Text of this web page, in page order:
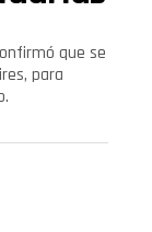
que se
para